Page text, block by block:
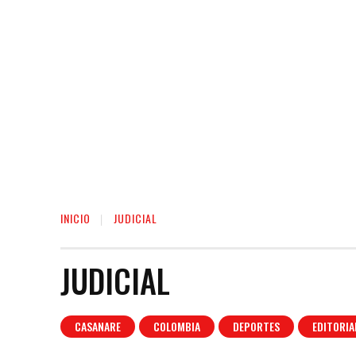
INICIO JUDICIAL
JUDICIAL
CASANARE COLOMBIA DEPORTES